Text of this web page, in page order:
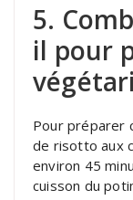
5.
il pour
Pour préparer
de risotto aux
environ 45
cuisson du